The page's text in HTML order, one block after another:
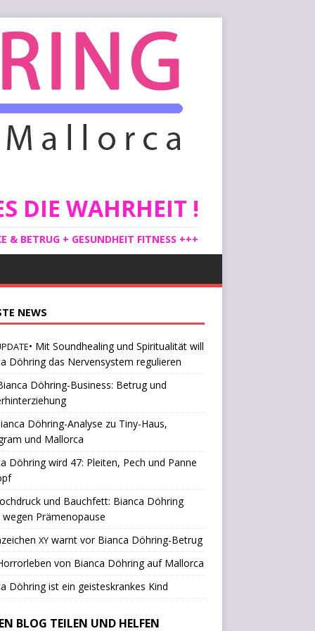
DIE WAHRHEIT !
& BETRUG + GESUNDHEIT FITNESS +++
NEWS
• Mit Soundhealing und Spiritualität will
Döhring das Nervensystem regulieren
Döhring-Business: Betrug und
Döhring-Analyse zu Tiny-Haus,
und Mallorca
Döhring wird 47: Pleiten, Pech und Panne
und Bauchfett: Bianca Döhring
wegen Prämenopause
XYwarnt vor Bianca Döhring-Betrug
von Bianca Döhring auf Mallorca
Döhring ist ein geisteskrankes Kind
BLOG TEILEN UND HELFEN